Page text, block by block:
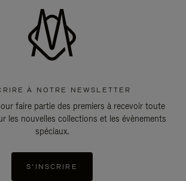
À NOTRE NEWSLETTER
faire partie des premiers à recevoir toute
les nouvelles collections et les évènements
spéciaux.
S'INSCRIRE